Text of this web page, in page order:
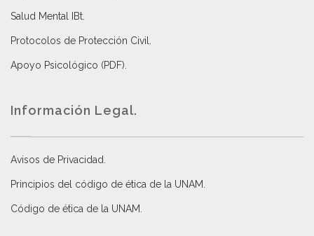
Salud Mental IBt
Protocolos de Protección Civil
Apoyo Psicológico (PDF)
Información Legal.
Avisos de Privacidad
Principios del código de ética de la UNAM
Código de ética de la UNAM